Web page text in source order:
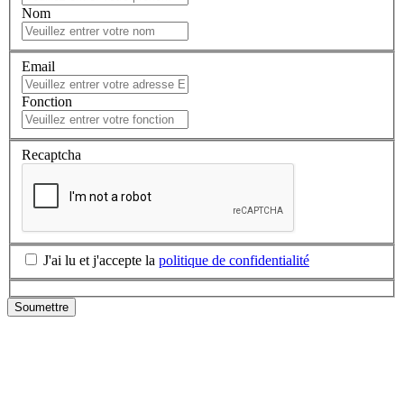
Nom
Email
Fonction
Recaptcha
J'ai lu et j'accepte la politique de confidentialité